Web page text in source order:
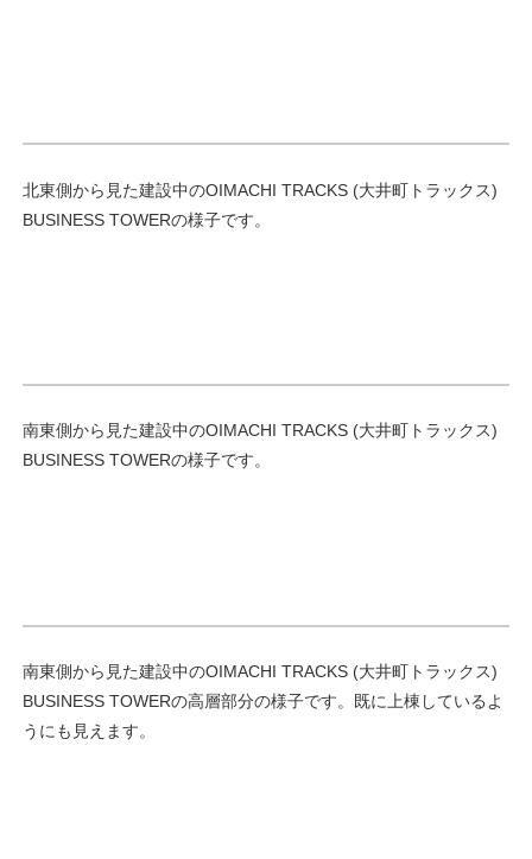
北東側から見た建設中のOIMACHI TRACKS (大井町トラックス)
BUSINESS TOWERの様子です。
南東側から見た建設中のOIMACHI TRACKS (大井町トラックス)
BUSINESS TOWERの様子です。
南東側から見た建設中のOIMACHI TRACKS (大井町トラックス)
BUSINESS TOWERの高層部分の様子です。既に上棟しているよ
うにも見えます。